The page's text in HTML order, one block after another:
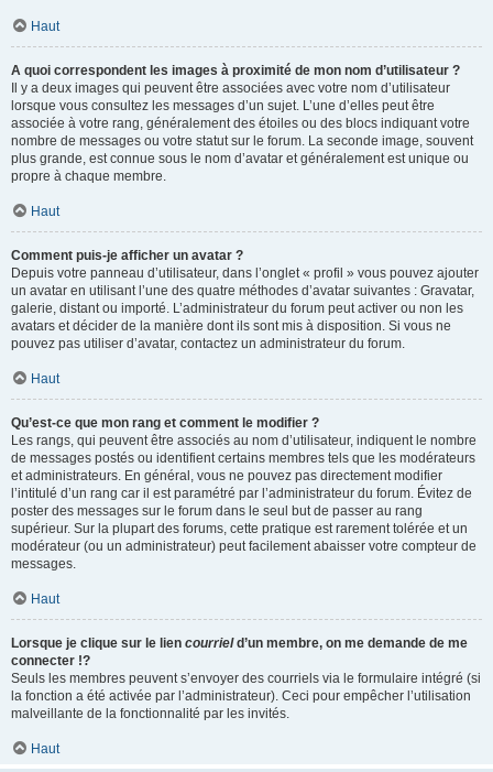
Haut
A quoi correspondent les images à proximité de mon nom d’utilisateur ?
Il y a deux images qui peuvent être associées avec votre nom d’utilisateur
lorsque vous consultez les messages d’un sujet. L’une d’elles peut être
associée à votre rang, généralement des étoiles ou des blocs indiquant votre
nombre de messages ou votre statut sur le forum. La seconde image, souvent
plus grande, est connue sous le nom d’avatar et généralement est unique ou
propre à chaque membre.
Haut
Comment puis-je afficher un avatar ?
Depuis votre panneau d’utilisateur, dans l’onglet « profil » vous pouvez ajouter
un avatar en utilisant l’une des quatre méthodes d’avatar suivantes : Gravatar,
galerie, distant ou importé. L’administrateur du forum peut activer ou non les
avatars et décider de la manière dont ils sont mis à disposition. Si vous ne
pouvez pas utiliser d’avatar, contactez un administrateur du forum.
Haut
Qu’est-ce que mon rang et comment le modifier ?
Les rangs, qui peuvent être associés au nom d’utilisateur, indiquent le nombre
de messages postés ou identifient certains membres tels que les modérateurs
et administrateurs. En général, vous ne pouvez pas directement modifier
l’intitulé d’un rang car il est paramétré par l’administrateur du forum. Évitez de
poster des messages sur le forum dans le seul but de passer au rang
supérieur. Sur la plupart des forums, cette pratique est rarement tolérée et un
modérateur (ou un administrateur) peut facilement abaisser votre compteur de
messages.
Haut
Lorsque je clique sur le lien courrield’un membre, on me demande de me
connecter !?
Seuls les membres peuvent s’envoyer des courriels via le formulaire intégré (si
la fonction a été activée par l’administrateur). Ceci pour empêcher l’utilisation
malveillante de la fonctionnalité par les invités.
Haut